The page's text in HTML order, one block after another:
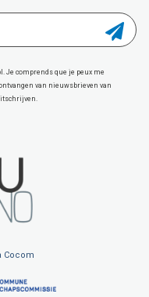
Je comprends que je peux me
van nieuwsbrieven van
Cocom